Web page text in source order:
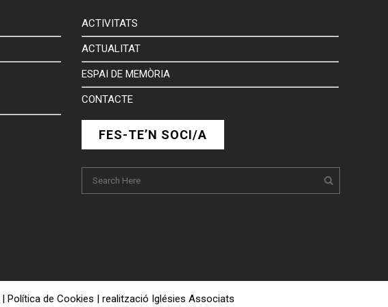
ACTIVITATS
ACTUALITAT
ESPAI DE MEMÒRIA
CONTACTE
FES-TE’N SOCI/A
| Política de Cookies | realització Iglésies Associats